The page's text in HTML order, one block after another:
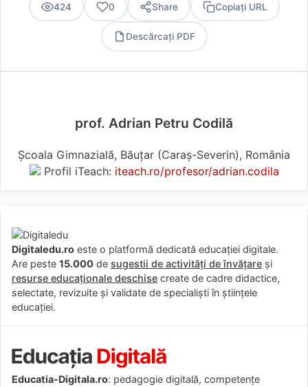
424 0 Share Copiați URL
Descărcați PDF
prof. Adrian Petru Codilă
Școala Gimnazială, Băuțar (Caraş-Severin), România
Profil iTeach: iteach.ro/profesor/adrian.codila
Digitaledu.ro este o platformă dedicată educației digitale.
Are peste 15.000 de sugestii de activități de învățare și
resurse educaționale deschise create de cadre didactice,
selectate, revizuite și validate de specialiști în științele
educației.
Educatia-Digitala.ro: pedagogie digitală, competențe